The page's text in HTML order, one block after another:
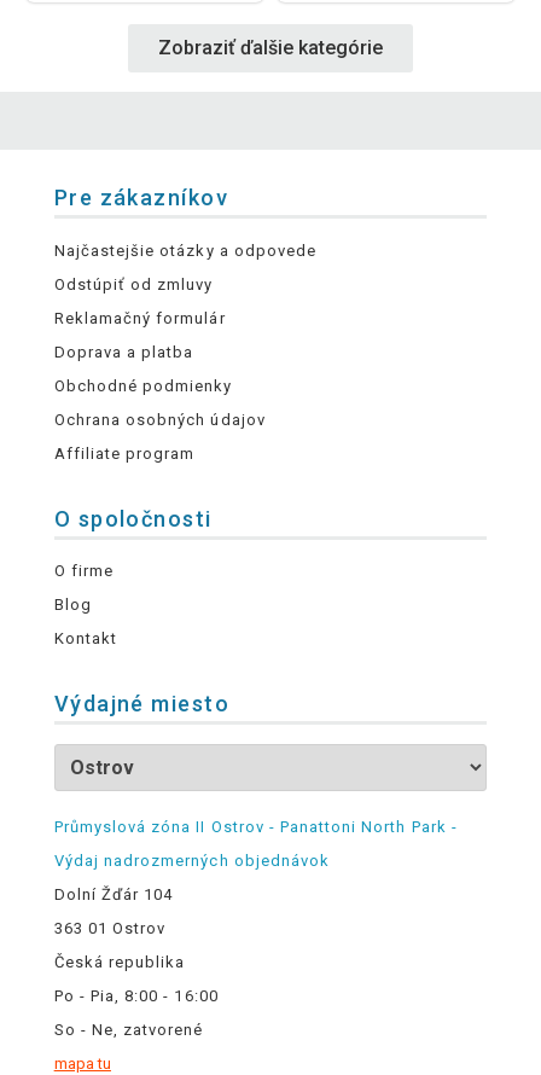
Zobraziť ďalšie kategórie
Pre zákazníkov
Najčastejšie otázky a odpovede
Odstúpiť od zmluvy
Reklamačný formulár
Doprava a platba
Obchodné podmienky
Ochrana osobných údajov
Affiliate program
O spoločnosti
O firme
Blog
Kontakt
Výdajné miesto
Průmyslová zóna II Ostrov - Panattoni North Park -
Výdaj nadrozmerných objednávok
Dolní Žďár 104
363 01 Ostrov
Česká republika
Po - Pia, 8:00 - 16:00
So - Ne, zatvorené
mapa tu